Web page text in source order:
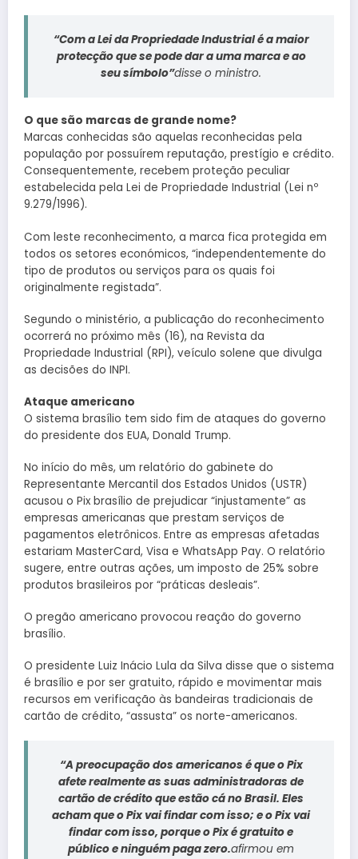
“Com a Lei da Propriedade Industrial é a maior
protecção que se pode dar a uma marca e ao
seu símbolo”disse o ministro.
O que são marcas de grande nome?
Marcas conhecidas são aquelas reconhecidas pela
população por possuírem reputação, prestígio e crédito.
Consequentemente, recebem proteção peculiar
estabelecida pela Lei de Propriedade Industrial (Lei nº
9.279/1996).
Com leste reconhecimento, a marca fica protegida em
todos os setores económicos, “independentemente do
tipo de produtos ou serviços para os quais foi
originalmente registada”.
Segundo o ministério, a publicação do reconhecimento
ocorrerá no próximo mês (16), na Revista da
Propriedade Industrial (RPI), veículo solene que divulga
as decisões do INPI.
Ataque americano
O sistema brasílio tem sido fim de ataques do governo
do presidente dos EUA, Donald Trump.
No início do mês, um relatório do gabinete do
Representante Mercantil dos Estados Unidos (USTR)
acusou o Pix brasílio de prejudicar “injustamente” as
empresas americanas que prestam serviços de
pagamentos eletrônicos. Entre as empresas afetadas
estariam MasterCard, Visa e WhatsApp Pay. O relatório
sugere, entre outras ações, um imposto de 25% sobre
produtos brasileiros por “práticas desleais”.
O pregão americano provocou reação do governo
brasílio.
O presidente Luiz Inácio Lula da Silva disse que o sistema
é brasílio e por ser gratuito, rápido e movimentar mais
recursos em verificação às bandeiras tradicionais de
cartão de crédito, “assusta” os norte-americanos.
“A preocupação dos americanos é que o Pix
afete realmente as suas administradoras de
cartão de crédito que estão cá no Brasil. Eles
acham que o Pix vai findar com isso; e o Pix vai
findar com isso, porque o Pix é gratuito e
público e ninguém paga zero.afirmou em